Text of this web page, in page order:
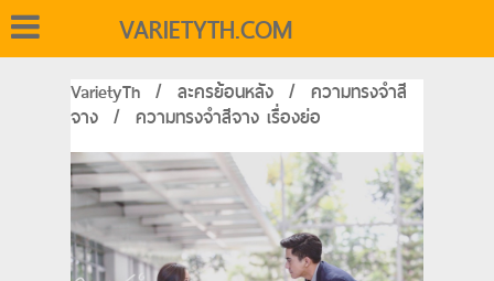
VARIETYTH.COM
VarietyTh / ละครย้อนหลัง / ความทรงจำสี
จาง / ความทรงจำสีจาง เรื่องย่อ